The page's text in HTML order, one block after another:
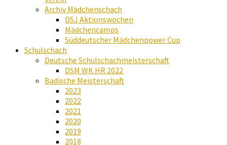
Archiv Mädchenschach
DSJ Aktionswochen
Mädchencamps
Süddeutscher Mädchenpower Cup
Schulschach
Deutsche Schulschachmeisterschaft
DSM WK HR 2022
Badische Meisterschaft
2023
2022
2021
2020
2019
2018